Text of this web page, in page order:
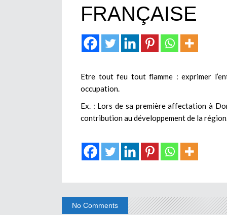
FRANÇAISE
Etre tout feu tout flamme : exprimer
occupation.
Ex. : Lors de sa première affectation à
contribution au développement de la région.
No Comments